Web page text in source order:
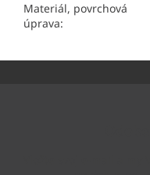
Materiál, povrchová
úprava: